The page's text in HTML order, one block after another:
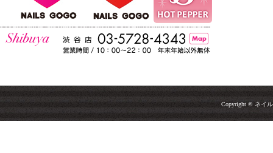
Copyright © ネイル